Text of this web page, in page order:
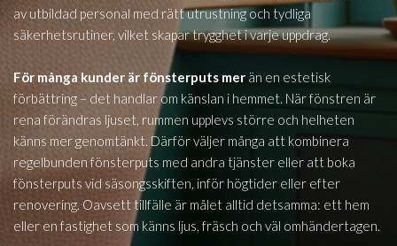
av utbildad personal med rätt utrustning och tydliga
säkerhetsrutiner, vilket skapar trygghet i varje uppdrag.
För många kunder är fönsterputs mer än en estetisk
förbättring – det handlar om känslan i hemmet. När fönstren är
rena förändras ljuset, rummen upplevs större och helheten
känns mer genomtänkt. Därför väljer många att kombinera
regelbunden fönsterputs med andra tjänster eller att boka
fönsterputs vid säsongsskiften, inför högtider eller efter
renovering. Oavsett tillfälle är målet alltid detsamma: ett hem
eller en fastighet som känns ljus, fräsch och väl omhändertagen.